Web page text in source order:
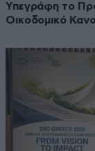
Υπεγράφη το
Οικοδομικό